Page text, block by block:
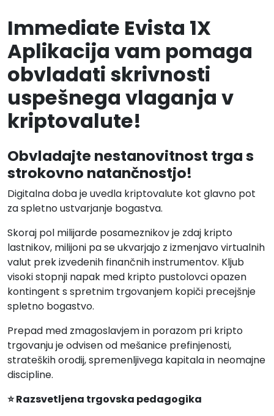
Immediate Evista 1X
Aplikacija vam pomaga
obvladati skrivnosti
uspešnega vlaganja v
kriptovalute!
Obvladajte nestanovitnost trga s
strokovno natančnostjo!
Digitalna doba je uvedla kriptovalute kot glavno pot
za spletno ustvarjanje bogastva.
Skoraj pol milijarde posameznikov je zdaj kripto
lastnikov, milijoni pa se ukvarjajo z izmenjavo virtualnih
valut prek izvedenih finančnih instrumentov. Kljub
visoki stopnji napak med kripto pustolovci opazen
kontingent s spretnim trgovanjem kopiči precejšnje
spletno bogastvo.
Prepad med zmagoslavjem in porazom pri kripto
trgovanju je odvisen od mešanice prefinjenosti,
strateških orodij, spremenljivega kapitala in neomajne
discipline.
⭐ Razsvetljena trgovska pedagogika